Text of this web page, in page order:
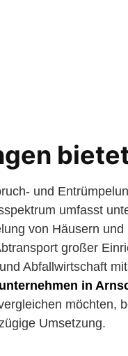
und
umfasst
von Häusern
großer
Abfallwirtschaft
in
möchten,
Umsetzung.